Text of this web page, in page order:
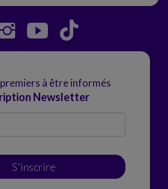
à être informés
Newsletter
S'inscrire